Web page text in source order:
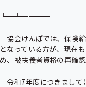
┗━┻━━━━
協会けんぽでは、保険
となっている方が、現在
め、被扶養者資格の再確
令和7年度につきまして